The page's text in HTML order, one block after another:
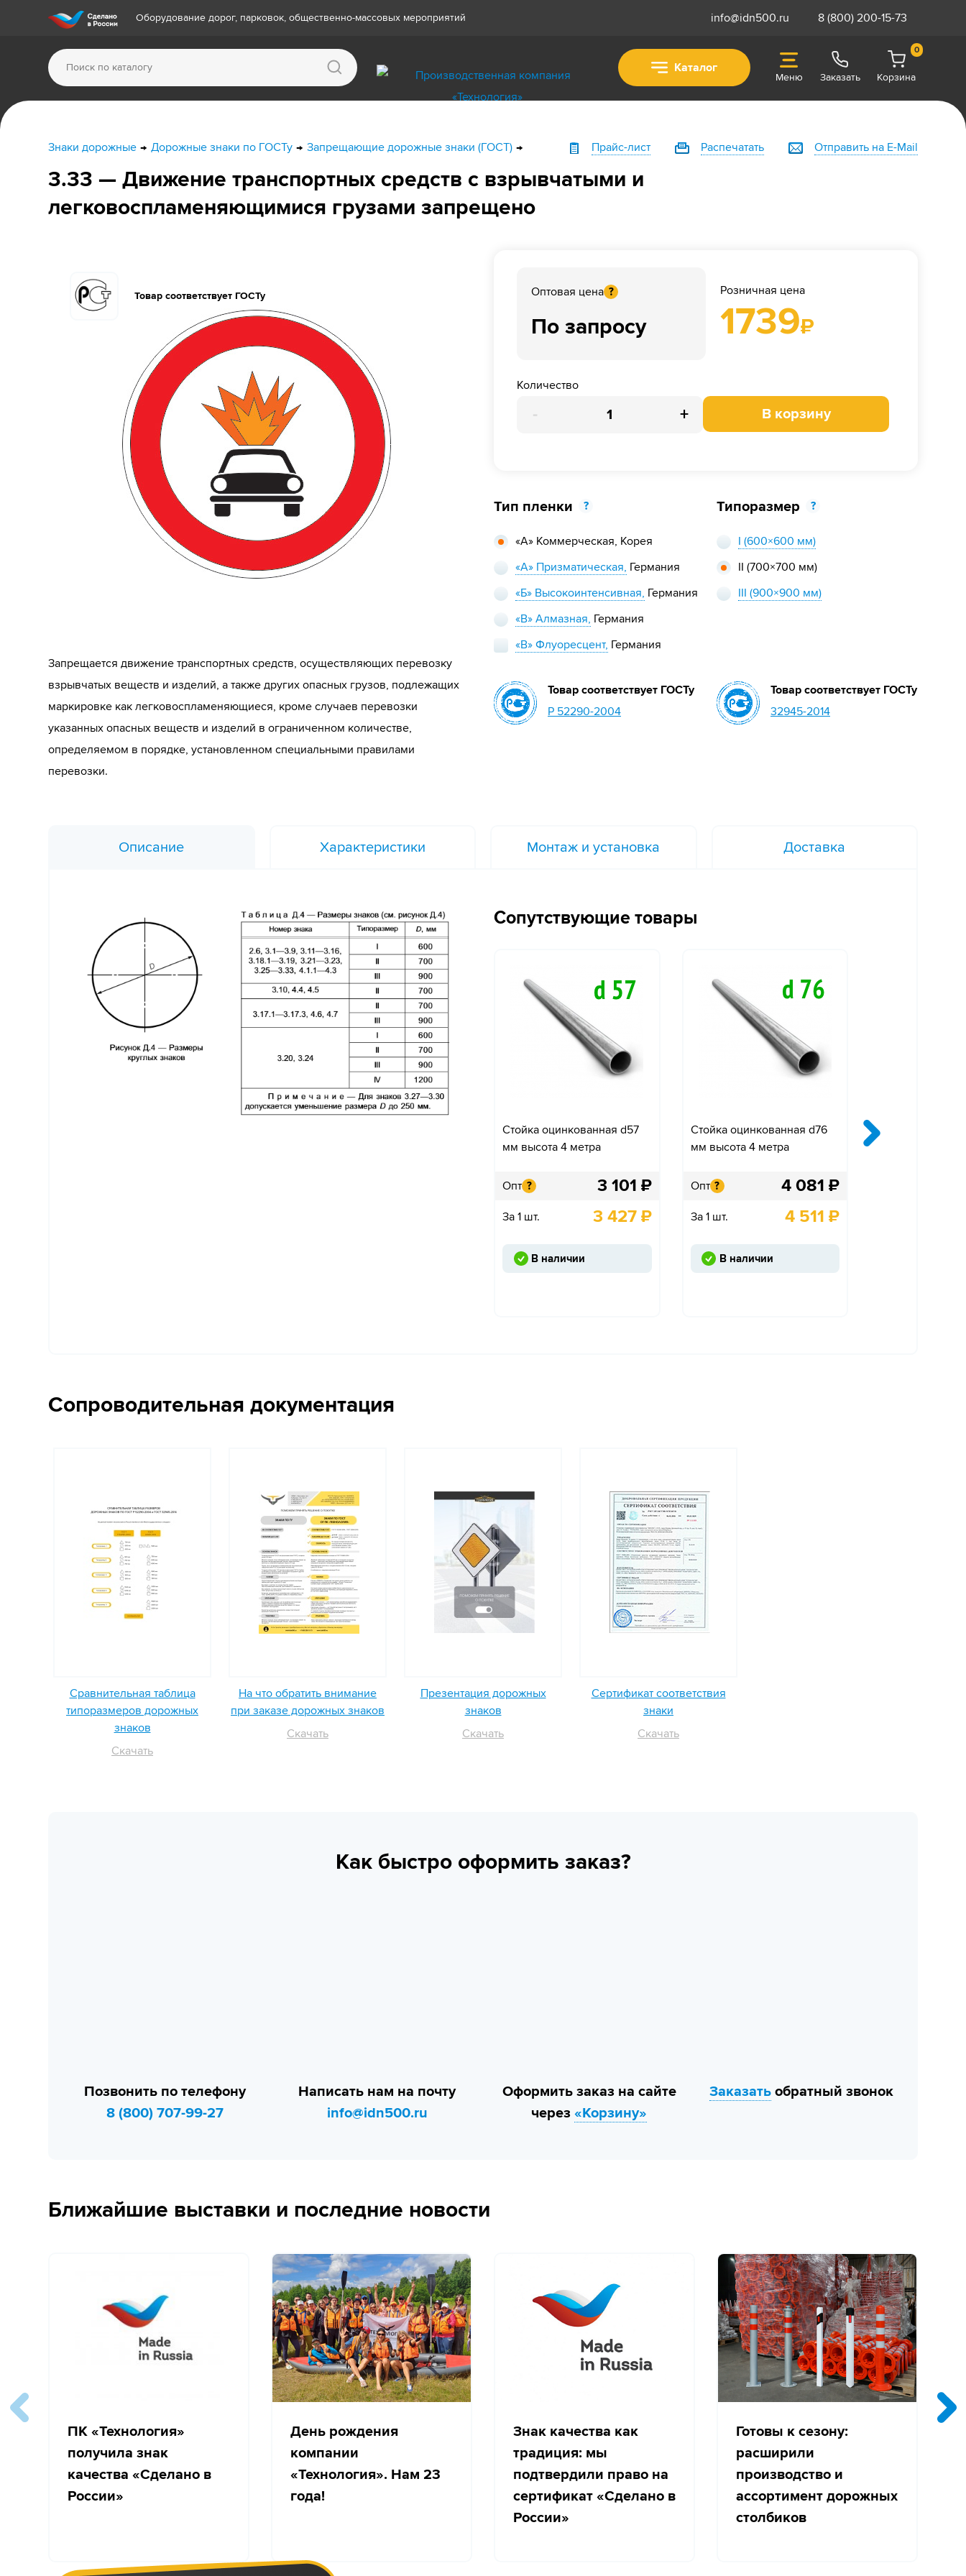
Оборудование дорог, парковок, общественно-массовых мероприятий info@idn500.ru 8 (800) 200-15-73
Каталог
Меню Заказать
0
Корзина
Знаки дорожные Дорожные знаки по ГОСТу Запрещающие дорожные знаки (ГОСТ) Прайс-лист Распечатать Отправить на E-Mail
3.33 — Движение транспортных средств с взрывчатыми и
легковоспламеняющимися грузами запрещено
Товар соответствует ГОСТу
Запрещается движение транспортных средств, осуществляющих перевозку
взрывчатых веществ и изделий, а также других опасных грузов, подлежащих
маркировке как легковоспламеняющиеся, кроме случаев перевозки
указанных опасных веществ и изделий в ограниченном количестве,
определяемом в порядке, установленном специальными правилами
перевозки.
Оптовая цена ?
По запросу
Розничная цена
1739₽
Количество
- + В корзину
Тип пленки ?
«А» Коммерческая, Корея
«А» Призматическая, Германия
«Б» Высокоинтенсивная, Германия
«В» Алмазная, Германия
«В» Флуоресцент, Германия
Типоразмер ?
I (600×600 мм)
II (700×700 мм)
III (900×900 мм)
Товар соответствует ГОСТу
Р 52290-2004
Товар соответствует ГОСТу
32945-2014
Описание Характеристики Монтаж и установка Доставка
Сопутствующие товары
Стойка оцинкованная d57
мм высота 4 метра
Опт ? 3 101 ₽
За 1 шт. 3 427₽
В наличии
Стойка оцинкованная d76
мм высота 4 метра
Опт ? 4 081 ₽
За 1 шт. 4 511 ₽
В наличии
Крепление
Сопроводительная документация
Сравнительная таблица
типоразмеров дорожных
знаков
Скачать
На что обратить внимание
при заказе дорожных знаков
Скачать
Презентация дорожных
знаков
Скачать
Сертификат соответствия
знаки
Скачать
Как быстро оформить заказ?
Позвонить по телефону
8 (800) 707-99-27
Написать нам на почту
info@idn500.ru
Оформить заказ на сайте
через «Корзину»
Заказатьобратный звонок
Ближайшие выставки и последние новости
ПК «Технология»
получила знак
качества «Сделано в
России»
День рождения
компании
«Технология». Нам 23
года!
Знак качества как
традиция: мы
подтвердили право на
сертификат «Сделано в
России»
Готовы к сезону:
расширили
производство и
ассортимент дорожных
столбиков